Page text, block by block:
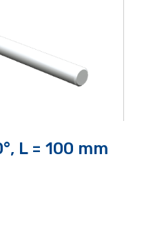
L = 100 mm